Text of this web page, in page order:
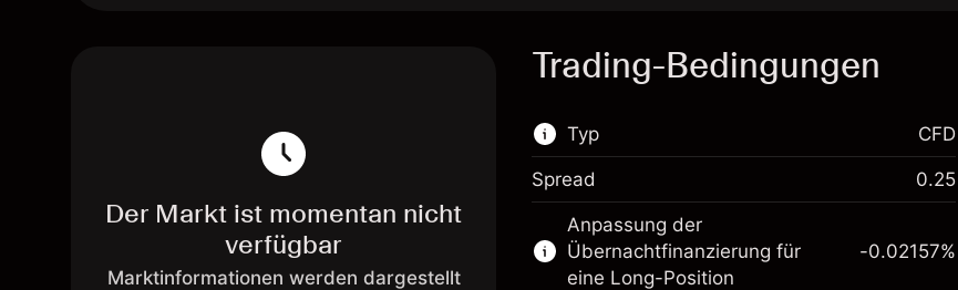
Der Markt ist momentan nicht
verfügbar
Marktinformationen werden dargestellt
Trading-Bedingungen
Typ
Dieser Finanzmarkt steht für das CFD-Trading
zur Verfügung.
Erfahren Sie mehr über:
CFD
Spread 0.25
Anpassung der
Übernachtfinanzierung für
eine Long-Position
-0.02157%